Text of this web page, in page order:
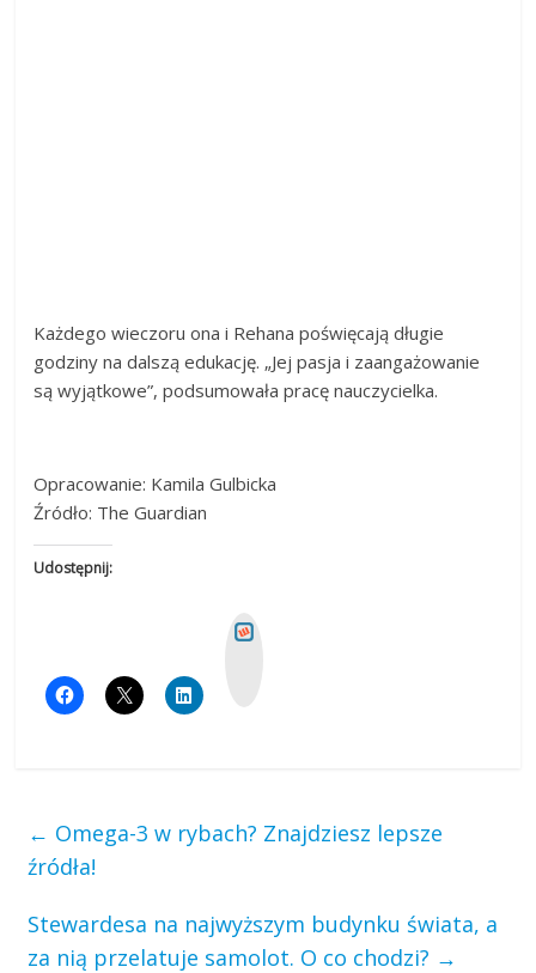
Każdego wieczoru ona i Rehana poświęcają długie
godziny na dalszą edukację. „Jej pasja i zaangażowanie
są wyjątkowe”, podsumowała pracę nauczycielka.
Opracowanie: Kamila Gulbicka
Źródło: The Guardian
Udostępnij:
← Omega-3 w rybach? Znajdziesz lepsze
źródła!
Stewardesa na najwyższym budynku świata, a
za nią przelatuje samolot. O co chodzi? →